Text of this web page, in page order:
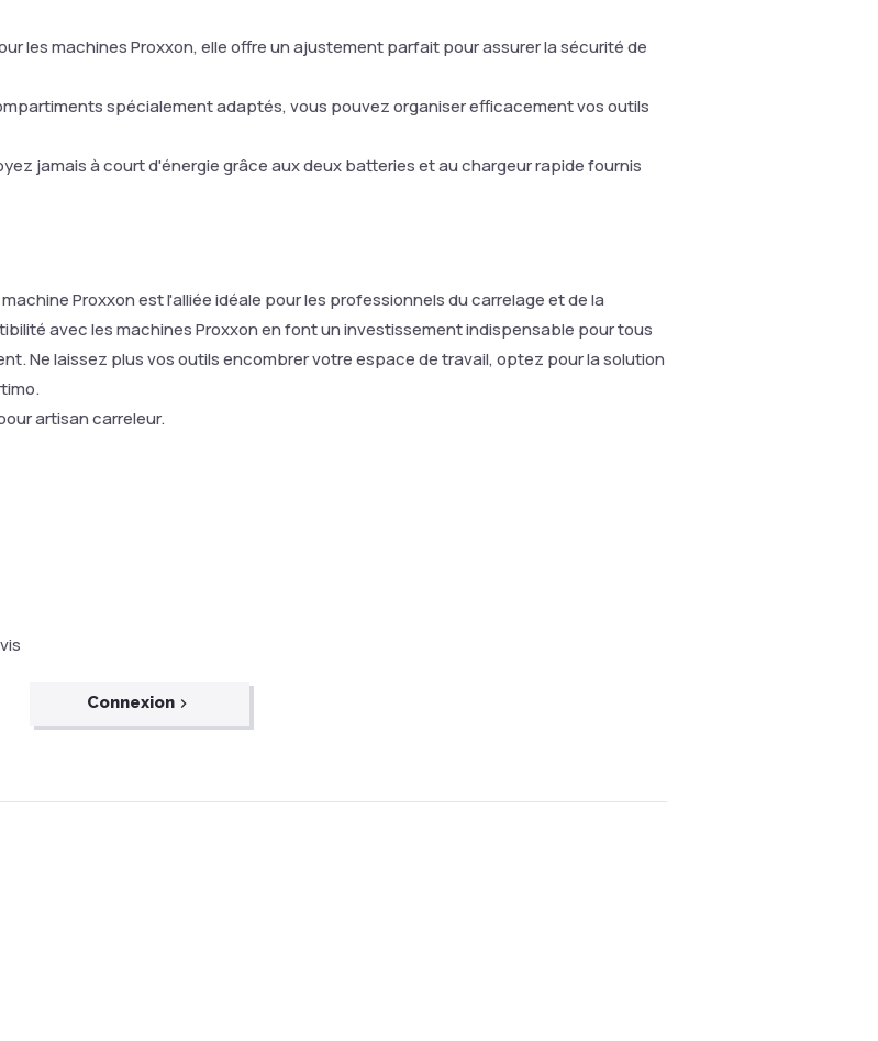
les machines Proxxon, elle offre un ajustement parfait pour assurer la sécurité de
spécialement adaptés, vous pouvez organiser efficacement vos outils
jamais à court d'énergie grâce aux deux batteries et au chargeur rapide fournis
Proxxon est l'alliée idéale pour les professionnels du carrelage et de la
avec les machines Proxxon en font un investissement indispensable pour tous
Ne laissez plus vos outils encombrer votre espace de travail, optez pour la solution
artisan carreleur.
Connexion